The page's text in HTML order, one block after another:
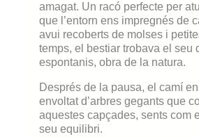
amagat. Un racó perfecte per
que l’entorn ens impregnés de
avui recoberts de molses i
temps, el bestiar trobava el seu
espontanis, obra de la natura.
Després de la pausa, el camí
envoltat d’arbres gegants que
aquestes capçades, sents com
seu equilibri.